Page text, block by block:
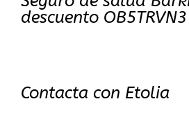
descuento OB5TRVN3
Contacta con Etolia